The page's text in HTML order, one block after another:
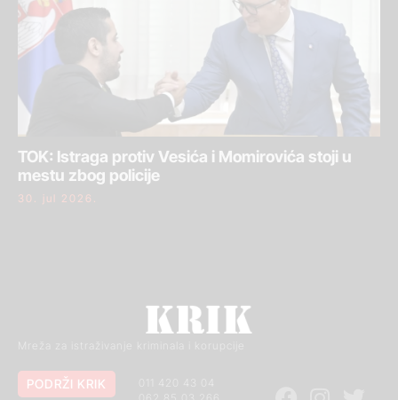
TOK: Istraga protiv Vesića i Momirovića stoji u
mestu zbog policije
30. jul 2026.
Mreža za istraživanje kriminala i korupcije
011 420 43 04
PODRŽI KRIK